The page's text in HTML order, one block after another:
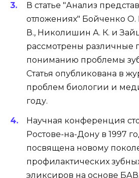
В статье "Анализ
отложениях" Бойченко О.
В., Николишин А. К. и
рассмотрены различные
пониманию проблемы
Статья опубликована в
проблем биологии и
году.
Научная конференция
Ростове-на-Дону в 1997
посвящена новому
профилактических
эликсиров на основе